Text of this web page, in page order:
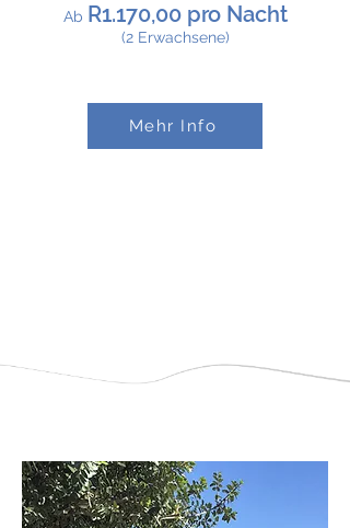
​Ab R1.170,00 pro Nacht
(2 Erwachsene)
Mehr Info